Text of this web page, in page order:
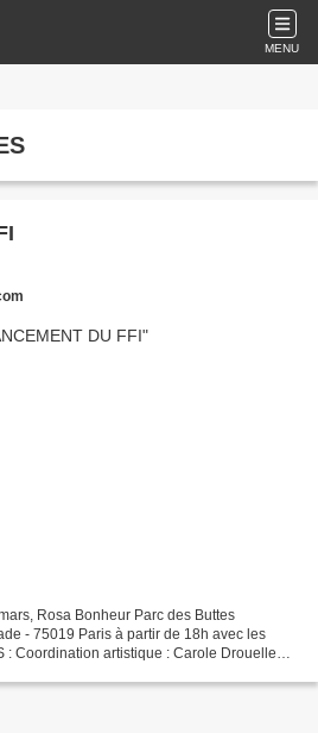
MENU
Rosa Bonheur Parc des Buttes
- 75019 Paris à partir de 18h avec les
: Coordination artistique : Carole Drouelle